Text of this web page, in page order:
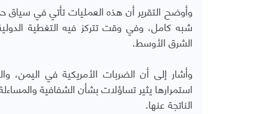
وأوضح التقرير أن هذه العمليات تأتي في
شبه كامل، وفي وقت تتركز فيه التغطية
الشرق الأوسط.
وأشار إلى أن الضربات الأمريكية في اليمن،
استمرارها يثير تساؤلات بشأن الشفافية
الناتجة عنها.